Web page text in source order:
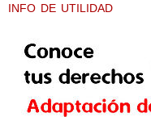
INFO DE UTILIDAD